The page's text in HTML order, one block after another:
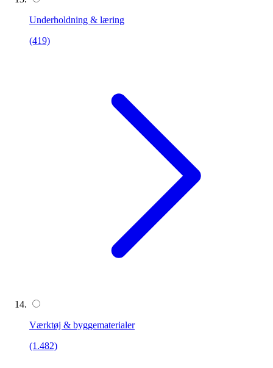
Underholdning & læring
(419)
Værktøj & byggematerialer
(1.482)